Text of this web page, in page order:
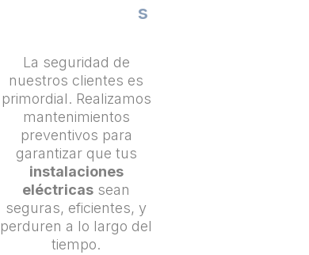
s
La seguridad de
nuestros clientes es
primordial. Realizamos
mantenimientos
preventivos para
garantizar que tus
instalaciones
eléctricas sean
seguras, eficientes, y
perduren a lo largo del
tiempo.